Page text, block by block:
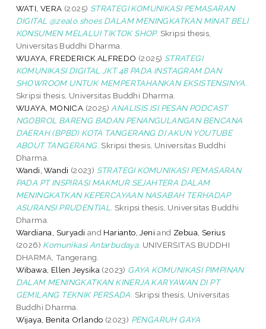
WATI, VERA (2025) STRATEGI KOMUNIKASI PEMASARAN
DIGITAL @zealo.shoes DALAM MENINGKATKAN MINAT BELI
KONSUMEN MELALUI TIKTOK SHOP. Skripsi thesis,
Universitas Buddhi Dharma.
WIJAYA, FREDERICK ALFREDO (2025) STRATEGI
KOMUNIKASI DIGITAL JKT 48 PADA INSTAGRAM DAN
SHOWROOM UNTUK MEMPERTAHANKAN EKSISTENSINYA.
Skripsi thesis, Universitas Buddhi Dharma.
WIJAYA, MONICA (2025) ANALISIS ISI PESAN PODCAST
NGOBROL BARENG BADAN PENANGULANGAN BENCANA
DAERAH (BPBD) KOTA TANGERANG DI AKUN YOUTUBE
ABOUT TANGERANG. Skripsi thesis, Universitas Buddhi
Dharma.
Wandi, Wandi (2023) STRATEGI KOMUNIKASI PEMASARAN
PADA PT INSPIRASI MAKMUR SEJAHTERA DALAM
MENINGKATKAN KEPERCAYAAN NASABAH TERHADAP
ASURANSI PRUDENTIAL. Skripsi thesis, Universitas Buddhi
Dharma.
Wardiana, Suryadi and Harianto, Jeni and Zebua, Serius
(2026) Komunikasi Antarbudaya. UNIVERSITAS BUDDHI
DHARMA, Tangerang.
Wibawa, Ellen Jeysika (2023) GAYA KOMUNIKASI PIMPINAN
DALAM MENINGKATKAN KINERJA KARYAWAN DI PT
GEMILANG TEKNIK PERSADA. Skripsi thesis, Universitas
Buddhi Dharma.
Wijaya, Benita Orlando (2023) PENGARUH GAYA